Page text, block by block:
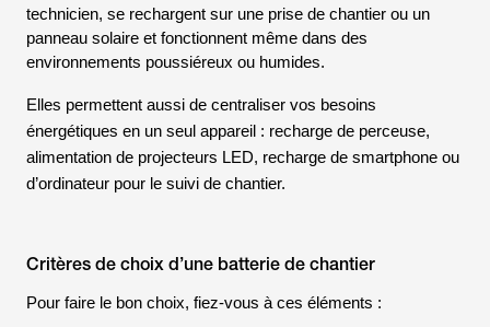
technicien, se rechargent sur une prise de chantier ou un
panneau solaire et fonctionnent même dans des
environnements poussiéreux ou humides.
Elles permettent aussi de centraliser vos besoins
énergétiques en un seul appareil : recharge de perceuse,
alimentation de projecteurs LED, recharge de smartphone ou
d’ordinateur pour le suivi de chantier.
Critères de choix d’une batterie de chantier
Pour faire le bon choix, fiez-vous à ces éléments :